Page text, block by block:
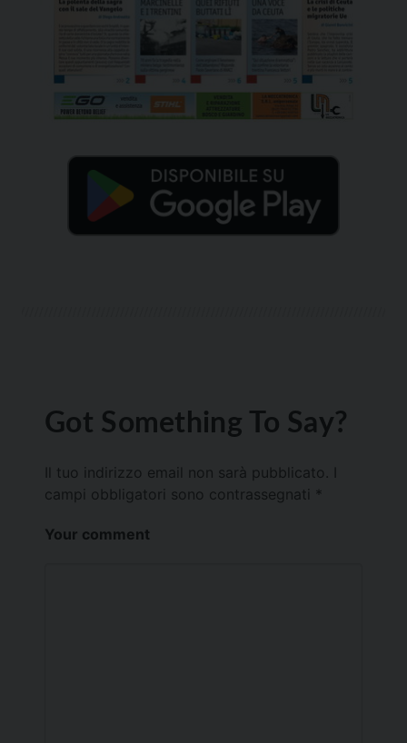
Got Something To Say?
Il tuo indirizzo email non sarà pubblicato.
campi obbligatori sono contrassegnati *
Your comment